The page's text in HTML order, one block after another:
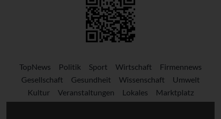
TopNews Politik Sport Wirtschaft
Firmennews
Gesellschaft
Gesundheit Wissenschaft
Umwelt
Kultur
Veranstaltungen Lokales
Marktplatz
Stellenangebote